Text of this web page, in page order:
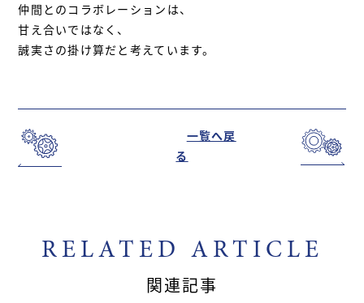
仲間とのコラボレーションは、
甘え合いではなく、
誠実さの掛け算だと考えています。
一覧へ戻
る
RELATED ARTICLE
関連記事